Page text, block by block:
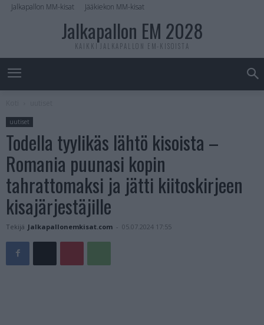
Jalkapallon MM-kisat Jääkiekon MM-kisat
Jalkapallon EM 2028
KAIKKI JALKAPALLON EM-KISOISTA
uutiset
Todella tyylikäs lähtö kisoista –
Romania puunasi kopin
tahrattomaksi ja jätti kiitoskirjeen
kisajärjestäjille
Tekijä Jalkapallonemkisat.com - 05.07.2024 17:55